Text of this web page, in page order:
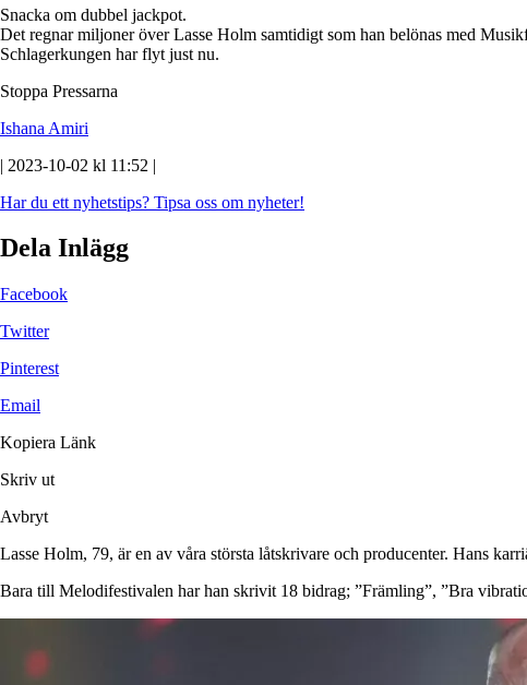
Snacka om dubbel jackpot.
Det regnar miljoner över Lasse Holm samtidigt som han belönas med
Schlagerkungen har flyt just nu.
Stoppa Pressarna
Ishana Amiri
| 2023-10-02 kl 11:52 |
Har du ett nyhetstips? Tipsa oss om nyheter!
Dela Inlägg
Facebook
Twitter
Pinterest
Email
Kopiera Länk
Skriv ut
Avbryt
Lasse Holm, 79, är en av våra största låtskrivare och producenter. Hans
Bara till Melodifestivalen har han skrivit 18 bidrag; ”Främling”, ”Bra